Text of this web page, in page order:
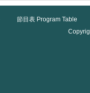
節目表 Program Table